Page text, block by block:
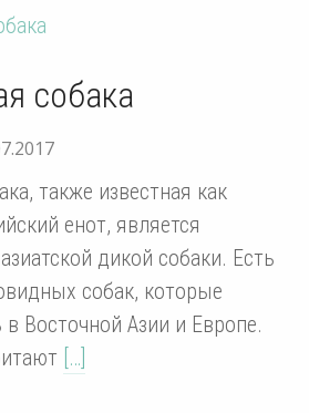
собака
также известная как
енот, является
дикой собаки. Есть
собак, которые
Восточной Азии и Европе.
[…]